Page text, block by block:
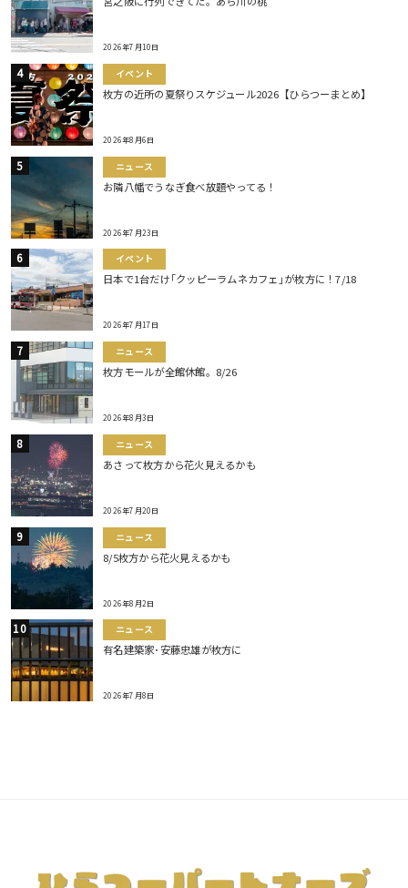
2026年7月10日
イベント
枚方の近所の夏祭りスケジュール2026【ひらつーまとめ】
2026年8月6日
ニュース
お隣八幡でうなぎ食べ放題やってる！
2026年7月23日
イベント
日本で1台だけ｢クッピーラムネカフェ｣が枚方に！7/18
2026年7月17日
ニュース
枚方モールが全館休館。8/26
2026年8月3日
ニュース
あさって枚方から花火見えるかも
2026年7月20日
ニュース
8/5枚方から花火見えるかも
2026年8月2日
ニュース
有名建築家･安藤忠雄が枚方に
2026年7月8日